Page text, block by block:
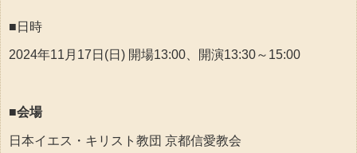
■日時
2024年11月17日(日) 開場13:00、開演13:30～15:00
■会場
日本イエス・キリスト教団 京都信愛教会